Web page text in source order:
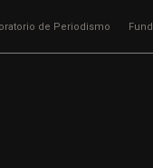
de Periodismo